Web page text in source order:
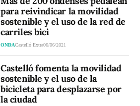
para reivindicar la movilidad
sostenible y el uso de la red de
carriles bici
ONDACastelló Extra06/06/2021
Castelló fomenta la movilidad
sostenible y el uso de la
bicicleta para desplazarse por
la ciudad